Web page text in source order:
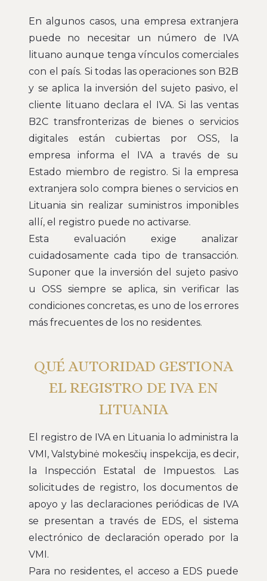
En algunos casos, una empresa extranjera
puede no necesitar un número de IVA
lituano aunque tenga vínculos comerciales
con el país. Si todas las operaciones son B2B
y se aplica la inversión del sujeto pasivo, el
cliente lituano declara el IVA. Si las ventas
B2C transfronterizas de bienes o servicios
digitales están cubiertas por OSS, la
empresa informa el IVA a través de su
Estado miembro de registro. Si la empresa
extranjera solo compra bienes o servicios en
Lituania sin realizar suministros imponibles
allí, el registro puede no activarse.
Esta evaluación exige analizar
cuidadosamente cada tipo de transacción.
Suponer que la inversión del sujeto pasivo
u OSS siempre se aplica, sin verificar las
condiciones concretas, es uno de los errores
más frecuentes de los no residentes.
QUÉ AUTORIDAD GESTIONA
EL REGISTRO DE IVA EN
LITUANIA
El registro de IVA en Lituania lo administra la
VMI, Valstybinė mokesčių inspekcija, es decir,
la Inspección Estatal de Impuestos. Las
solicitudes de registro, los documentos de
apoyo y las declaraciones periódicas de IVA
se presentan a través de EDS, el sistema
electrónico de declaración operado por la
VMI.
Para no residentes, el acceso a EDS puede